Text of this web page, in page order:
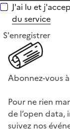
J'ai lu et
du service
S'enregistrer
Abonnez-vous
Pour ne rien
de l’open
suivez nos